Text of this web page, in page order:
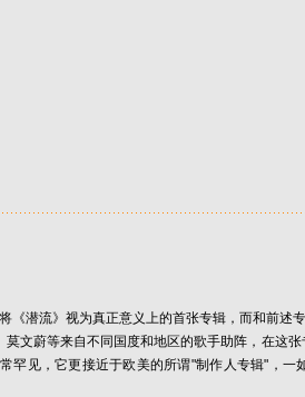
潜流》视为真正意义上的首张专辑，而和前述
蔚等来自不同国度和地区的歌手助阵，在这张
见，它更接近于欧美的所谓"制作人专辑"，